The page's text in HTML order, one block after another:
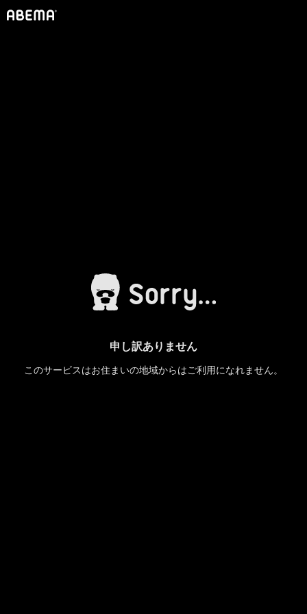
申し訳ありません
このサービスはお住まいの地域からはご利用になれません。